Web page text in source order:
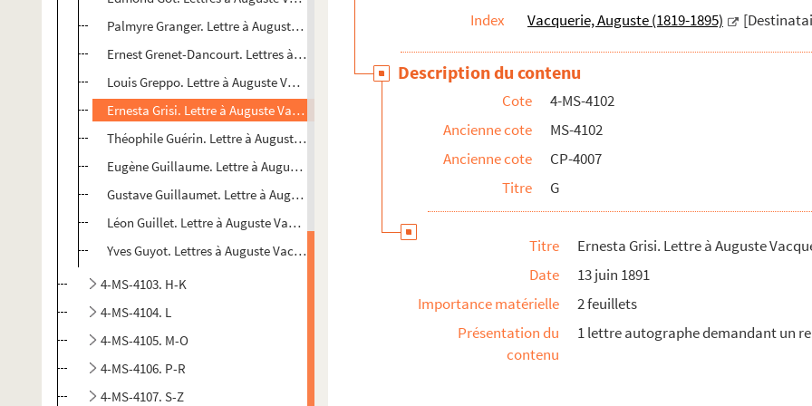
Palmyre Granger. Lettre à Auguste Vacquerie
Ernest Grenet-Dancourt. Lettres à Auguste Vacquerie
Louis Greppo. Lettre à Auguste Vacquerie
Ernesta Grisi. Lettre à Auguste Vacquerie
Théophile Guérin. Lettre à Auguste Vacquerie
Eugène Guillaume. Lettre à Auguste Vacquerie
Gustave Guillaumet. Lettre à Auguste Vacquerie
Léon Guillet. Lettre à Auguste Vacquerie
Yves Guyot. Lettres à Auguste Vacquerie
4-MS-4103. H-K
4-MS-4104. L
4-MS-4105. M-O
4-MS-4106. P-R
4-MS-4107. S-Z
Index
Vacquerie, Auguste (1819-1895)
Description du contenu
Cote
4-MS-4102
Ancienne cote
MS-4102
Ancienne cote
CP-4007
Titre
G
Titre
Ernesta Grisi. Lettre à Auguste
Date
13 juin 1891
Importance matérielle
2 feuillets
Présentation du
contenu
1 lettre autographe demandant un